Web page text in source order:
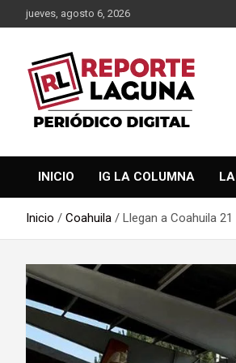
Saltar
al
jueves, agosto 6, 2026
Reporte
INICIO IG LA COLUMNA
Inicio Coahuila Llegan a Coahuila